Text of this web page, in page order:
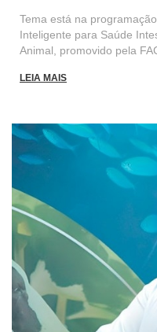
Tema está na
Inteligente para Saúde
Animal, promovido pela
LEIA MAIS